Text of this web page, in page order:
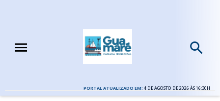
PORTAL ATUALIZADO EM: 4 DE AGOSTO DE 2026 ÀS 16:30H